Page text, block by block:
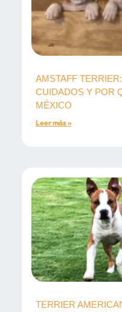
AMSTAFF
CUIDADOS Y POR
MÉXICO
Leer más »
TERRIER